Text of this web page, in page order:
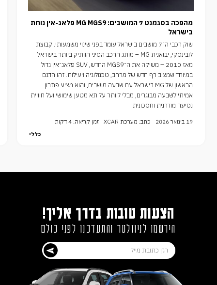
מהפכה בסגמנט 7 המושבים: MG MGS9 פלאג-אין נוחת
בישראל
שוק רכבי ה־7 מושבים בישראל עומד בפני שינוי משמעותי. קבוצת
לובינסקי, יבואנית MG – מותג הרכב הסיני הוותיק ביותר בישראל
מאז 2010 – משיקה את ה־MGS9 החדש, SUV פלאג־אין גדול
במיוחד שמציב רף חדש של מרחב, טכנולוגיה ויעילות. זהו הדגם
הראשון של MG בישראל עם שבעה מושבים, והוא מציע פתרון
אמיתי לשבעה מבוגרים, מבלי לוותר על תא מטען שימושי ועל חוויית
נסיעה מודרנית וחסכונית.
19 בינואר 2026 כתב: מערכת XCAR
זמן קריאה: 4 דקות
כללי
הצעות טובות בדרך אליך!
הירשמו לניוזלטר והתעדכנו לפני כולם